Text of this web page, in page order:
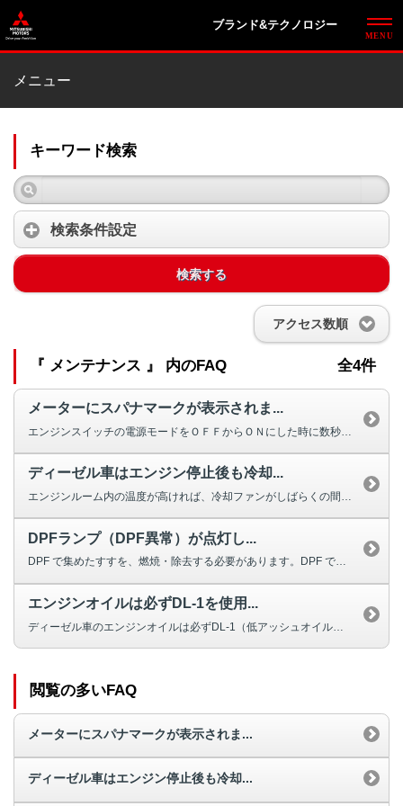
ブランド&テクノロジー
メニュー
キーワード検索
検索条件設定
検索する
アクセス数順
『 メンテナンス 』 内のFAQ 全4件
メーターにスパナマークが表示されま...
ディーゼル車はエンジン停止後も冷却...
エンジンルーム内の温度が高ければ、冷却ファンがしばらくの間は作動し続けます...
DPFランプ（DPF異常）が点灯し...
DPF で集めたすすを、燃焼・除去する必要があります。DPF で集めたすす...
エンジンオイルは必ずDL-1を使用...
ディーゼル車のエンジンオイルは必ずDL-1（低アッシュオイル）を使用し、オ...
閲覧の多いFAQ
メーターにスパナマークが表示されま...
ディーゼル車はエンジン停止後も冷却...